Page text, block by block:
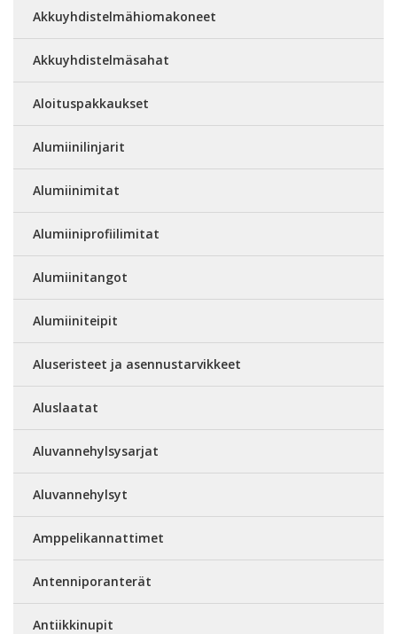
Akkuyhdistelmähiomakoneet
Akkuyhdistelmäsahat
Aloituspakkaukset
Alumiinilinjarit
Alumiinimitat
Alumiiniprofiilimitat
Alumiinitangot
Alumiiniteipit
Aluseristeet ja asennustarvikkeet
Aluslaatat
Aluvannehylsysarjat
Aluvannehylsyt
Amppelikannattimet
Antenniporanterät
Antiikkinupit